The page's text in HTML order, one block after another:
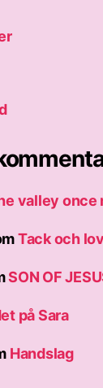
valley once
Tack och
SON OF
på Sara
Handslag